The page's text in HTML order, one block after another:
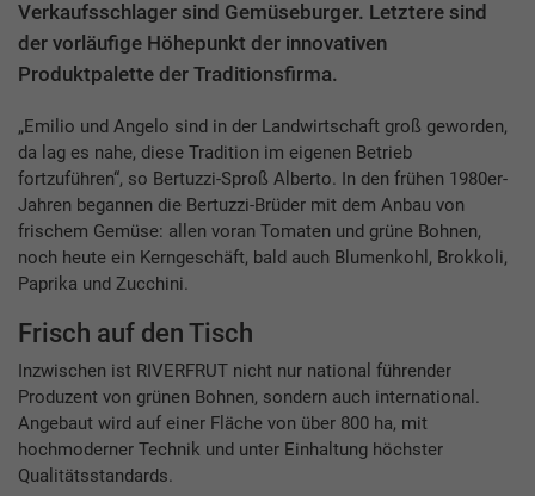
Verkaufsschlager sind Gemüseburger. Letztere sind
der vorläufige Höhepunkt der innovativen
Produktpalette der Traditionsfirma.
„Emilio und Angelo sind in der Landwirtschaft groß geworden,
da lag es nahe, diese Tradition im eigenen Betrieb
fortzuführen“, so Bertuzzi-Sproß Alberto. In den frühen 1980er-
Jahren begannen die Bertuzzi-Brüder mit dem Anbau von
frischem Gemüse: allen voran Tomaten und grüne Bohnen,
noch heute ein Kerngeschäft, bald auch Blumenkohl, Brokkoli,
Paprika und Zucchini.
Frisch auf den Tisch
Inzwischen ist RIVERFRUT nicht nur national führender
Produzent von grünen Bohnen, sondern auch international.
Angebaut wird auf einer Fläche von über 800 ha, mit
hochmoderner Technik und unter Einhaltung höchster
Qualitätsstandards.